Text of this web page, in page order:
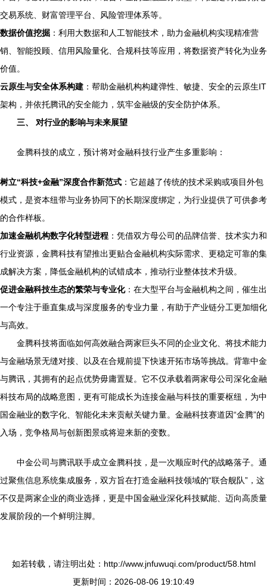
交易系统、财富管理平台、风险管理体系等。
数据价值挖掘 ：利用大数据和人工智能技术，助力金融机构实现精准营
销、智能投顾、信用风险量化、合规科技等应用，将数据资产转化为业务
价值。
云原生与安全体系构建 ：帮助金融机构构建弹性、敏捷、安全的云原生IT
架构，并依托腾讯的安全能力，筑牢金融级的安全防护体系。
三、 对行业的影响与未来展望
金腾科技的成立，预计将对金融科技行业产生多重影响：
树立“科技+金融”深度合作新范式 ：它超越了传统的技术采购或项目外包
模式，是资本纽带与业务协同下的长期深度绑定，为行业提供了可供参考
的合作样板。
加速金融机构数字化转型进程 ：凭借双方母公司的品牌信誉、技术实力和
行业资源，金腾科技有望推出更贴合金融机构实际需求、更稳定可靠的集
成解决方案，降低金融机构的试错成本，推动行业整体技术升级。
促进金融科技生态的繁荣与专业化：在大型平台与金融机构之间，催生出
一个专注于垂直集成与深度服务的专业力量，有助于产业链分工更加细化
与高效。
金腾科技将面临如何高效融合两家巨头不同的企业文化、将技术能力
与金融场景无缝对接、以及在合规前提下快速开拓市场等挑战。背靠中金
与腾讯，其拥有的起点优势毋庸置疑。它不仅承载着两家母公司深化金融
科技布局的战略意图，更有可能成长为连接金融与科技的重要枢纽，为中
国金融业的数字化、智能化未来贡献关键力量。金融科技赛道因“金腾”的
入场，竞争格局与创新图景或将迎来新的变数。
中金公司与腾讯联手成立金腾科技，是一次顺应时代的战略落子。通
过聚焦信息系统集成服务，双方旨在打造金融科技领域的“联合舰队”，这
不仅是两家企业的商业选择，更是中国金融业深化科技赋能、迈向高质量
发展阶段的一个鲜明注脚。
如若转载，请注明出处：http://www.jnfuwuqi.com/product/58.html
更新时间：2026-08-06 19:10:49